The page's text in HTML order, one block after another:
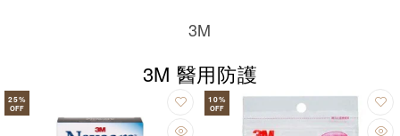
3M
3M 醫用防護
25%
OFF
10%
OFF